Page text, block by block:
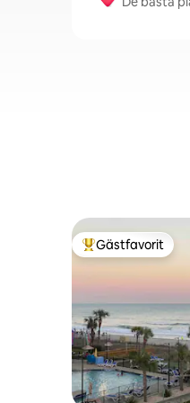
Populär gästfavorit
Gästfavorit